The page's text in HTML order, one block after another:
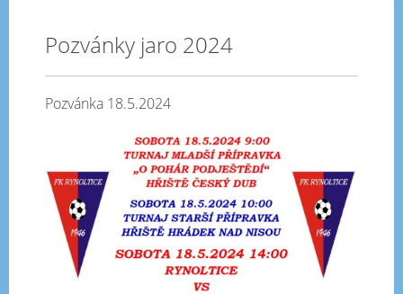
Pozvánky jaro 2024
Pozvánka 18.5.2024